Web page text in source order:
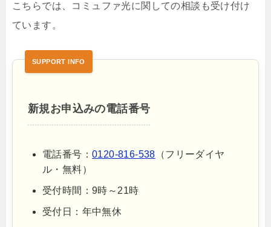
こちらでは、コミュファ光に関しての相談も受け付け
ています。
新規お申込みの電話番号
電話番号： 0120-816-538 （フリーダイヤ
ル・無料）
受付時間：9時～21時
受付日：年中無休